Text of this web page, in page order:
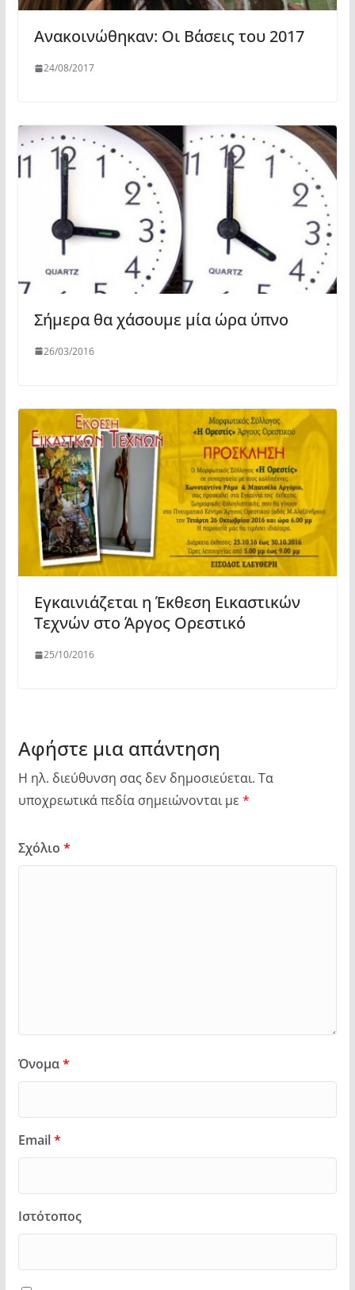
Ανακοινώθηκαν: Οι Βάσεις του 2017
24/08/2017
Σήμερα θα χάσουμε μία ώρα ύπνο
26/03/2016
Εγκαινιάζεται η Έκθεση Εικαστικών
Τεχνών στο Άργος Ορεστικό
25/10/2016
Αφήστε μια απάντηση
Η ηλ. διεύθυνση σας δεν δημοσιεύεται. Τα
υποχρεωτικά πεδία σημειώνονται με *
Σχόλιο *
Όνομα*
Email*
Ιστότοπος